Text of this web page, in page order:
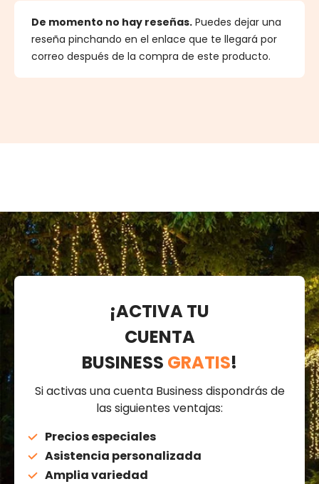
De momento no hay reseñas. Puedes dejar una
reseña pinchando en el enlace que te llegará por
correo después de la compra de este producto.
¡ACTIVA TU
CUENTA
BUSINESS GRATIS!
Si activas una cuenta Business dispondrás de
las siguientes ventajas:
Precios especiales
Asistencia personalizada
Amplia variedad